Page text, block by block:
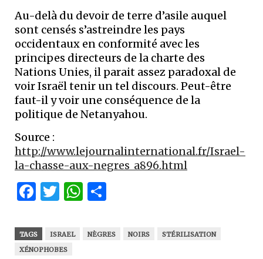
Au-delà du devoir de terre d’asile auquel
sont censés s’astreindre les pays
occidentaux en conformité avec les
principes directeurs de la charte des
Nations Unies, il parait assez paradoxal de
voir Israël tenir un tel discours. Peut-être
faut-il y voir une conséquence de la
politique de Netanyahou.
Source :
http://www.lejournalinternational.fr/Israel-
la-chasse-aux-negres_a896.html
Facebook
Twitter
WhatsApp
TAGS ISRAEL NÈGRES NOIRS
STÉRILISATION
XÉNOPHOBES